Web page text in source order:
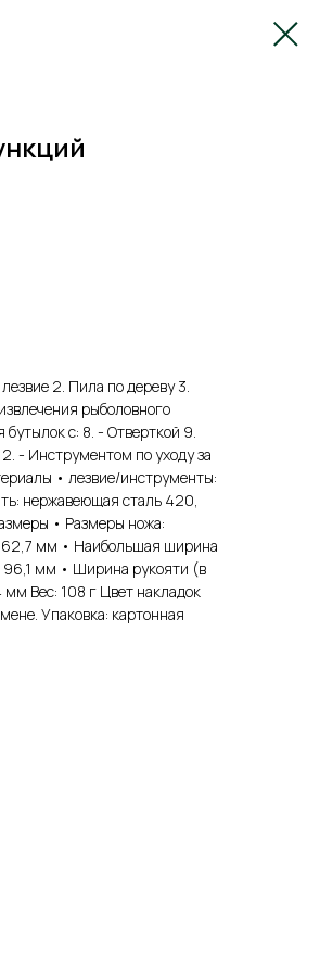
2. Пила по дереву 3.
рыболовного
с: 8. - Отверткой 9.
- Инструментом по уходу за
• лезвие/инструменты:
нержавеющая сталь 420,
• Размеры ножа:
мм • Наибольшая ширина
96,1 мм • Ширина рукояти (в
Вес: 108 г Цвет накладок
Упаковка: картонная